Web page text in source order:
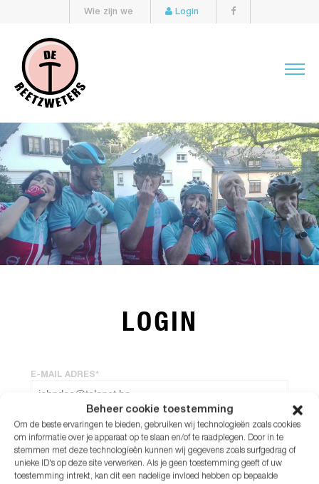
Beheer cookie toestemming
Om de beste ervaringen te bieden, gebruiken wij technologieën zoals cookies
om informatie over je apparaat op te slaan en/of te raadplegen. Door in te
stemmen met deze technologieën kunnen wij gegevens zoals surfgedrag of
unieke ID's op deze site verwerken. Als je geen toestemming geeft of uw
toestemming intrekt, kan dit een nadelige invloed hebben op bepaalde
Wie zijn we Login
LOGIN
E-MAIL ADRES*
WACHTWOORD*
Wachtwoord vergeten?